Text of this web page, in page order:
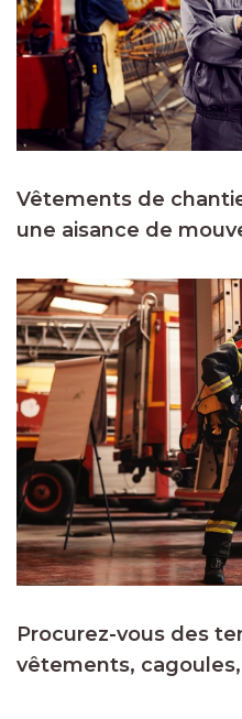
Vêtements de
une aisance de
Procurez-vous des
vêtements,